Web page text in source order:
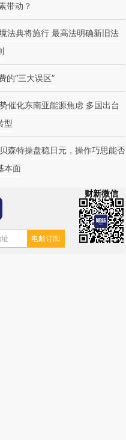
带动？
法典将施行 最高法明确新旧法
的“三大误区”
催化东南亚能源焦虑 多国出台
型
森特操盘稳日元，操作巧思能否
本面
财新微信